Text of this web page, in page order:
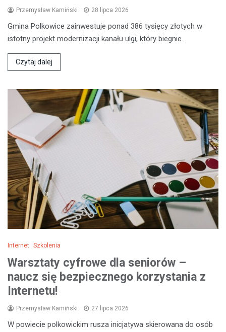
Przemysław Kamiński 28 lipca 2026
Gmina Polkowice zainwestuje ponad 386 tysięcy złotych w
istotny projekt modernizacji kanału ulgi, który biegnie…
Czytaj dalej
Internet Szkolenia
Warsztaty cyfrowe dla seniorów –
naucz się bezpiecznego korzystania z
Internetu!
Przemysław Kamiński 27 lipca 2026
W powiecie polkowickim rusza inicjatywa skierowana do osób